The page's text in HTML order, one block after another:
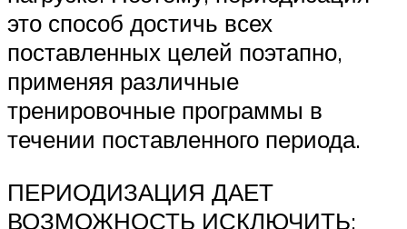
это способ достичь всех
поставленных целей поэтапно,
применяя различные
тренировочные программы в
течении поставленного периода.
ПЕРИОДИЗАЦИЯ ДАЕТ
ВОЗМОЖНОСТЬ ИСКЛЮЧИТЬ: